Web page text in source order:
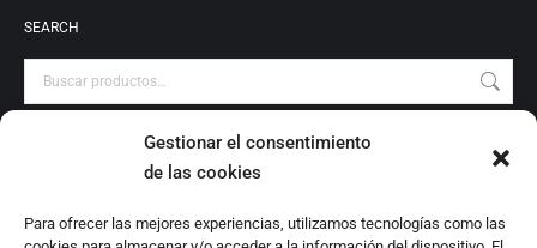
Gestionar el consentimiento
de las cookies
Para ofrecer las mejores experiencias, utilizamos tecnologías como las
SEARCH
PRODUCT CATEGORIES
Catálogo